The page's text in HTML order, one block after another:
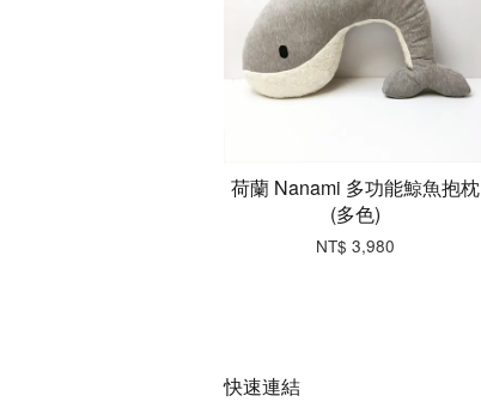
荷蘭 Nanami 多功能鯨魚抱枕
(多色)
NT$ 3,980
快速連結